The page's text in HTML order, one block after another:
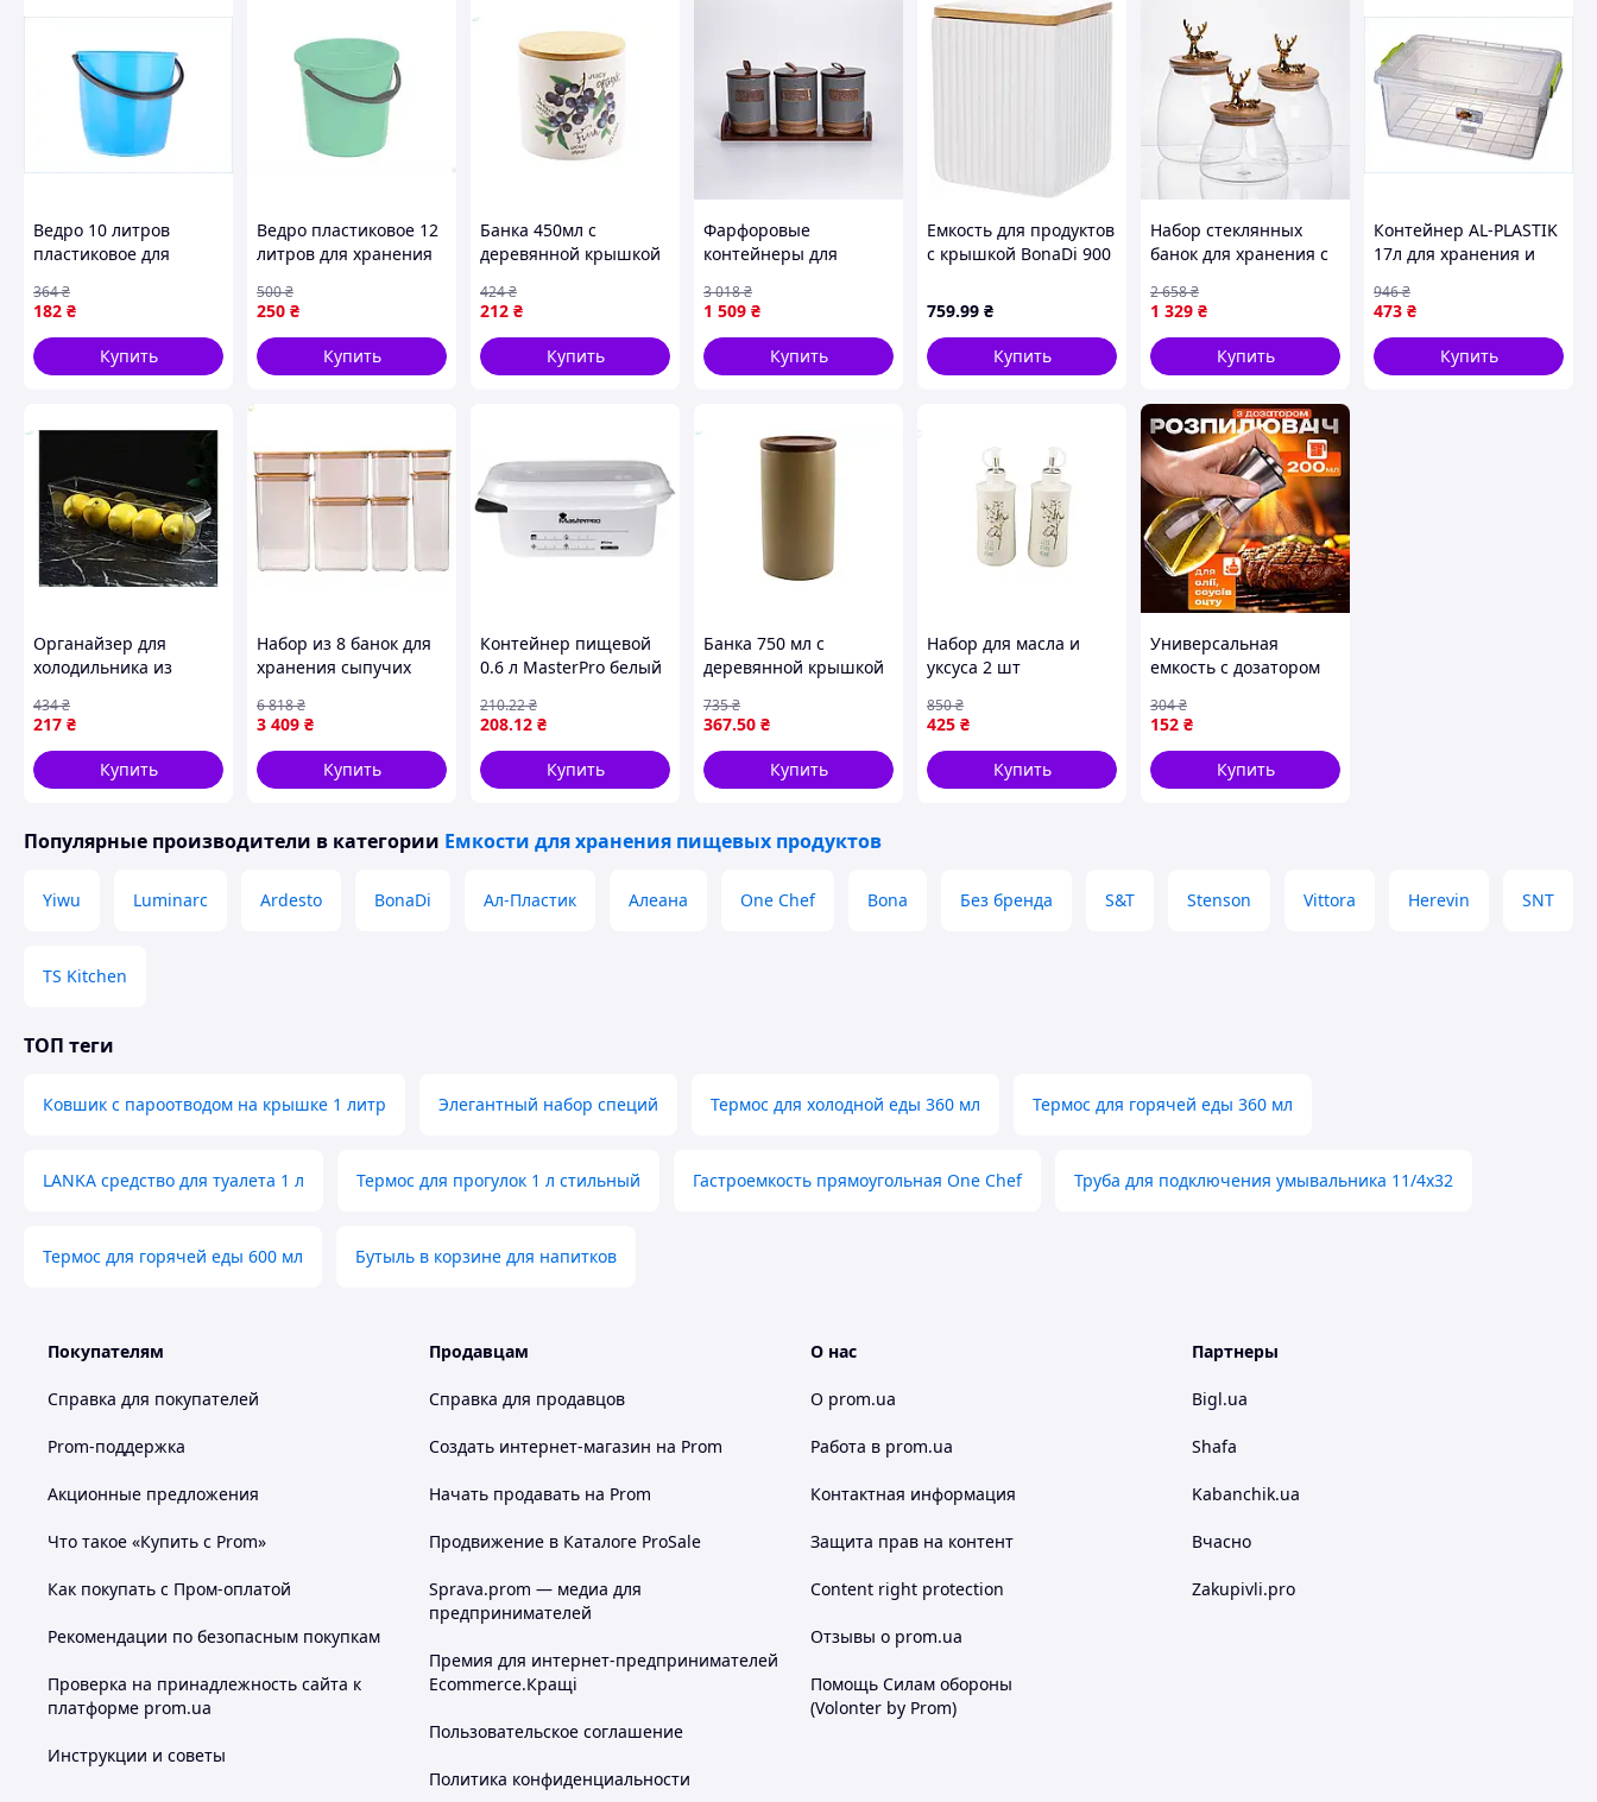
Ведро 10 литров
пластиковое для
транспортировки
продуктов и
жидкостей голубое ТМ
МЕД
182 ₴
364₴
Купить
Ведро пластиковое 12
литров для хранения
цвета ТМ R-PLASTIC
250 ₴
500₴
Купить
Банка 450мл с
деревянной крышкой
и других ягод ТМ
GRAZIE
212 ₴
424₴
Купить
Фарфоровые
контейнеры для
шт по 800 мл с
крышками Серый HP-
26-1G
1 509 ₴
3 018₴
Купить
Емкость для продуктов
с крышкой BonaDi 900
D10-2026
759.99 ₴
Купить
Набор стеклянных
банок для хранения с
крышками 3 шт объем
0.5 0.8 1 л 64486-55
1 329 ₴
2 658₴
Купить
Контейнер AL-PLASTIK
17л для хранения и
крышкой и ручками
для замораживания и
разогрева
473 ₴
946₴
Купить
Органайзер для
холодильника из
прозрачный
ударопрочный
антиподряпинный для
хранения продуктов
217 ₴
434₴
Купить
Набор из 8 банок для
хранения сыпучих
из бамбука HP-1303
3 409 ₴
6 818₴
Купить
Контейнер пищевой
0.6 л MasterPro белый
208.12 ₴
210.22₴
Купить
Банка 750 мл с
деревянной крышкой
продуктов и сыпучих
ингредиентов ТМ
GRAZIE
367.50 ₴
735₴
Купить
Набор для масла и
уксуса 2 шт
объем 280 мл для
кухни и сервировки
стола
425 ₴
850₴
Купить
Универсальная
емкость с дозатором
Big 200 мл, Диспенсер
для масла CG-99
152 ₴
304₴
Купить
Популярные производители в категории Емкости для хранения пищевых продуктов
Yiwu Luminarc Ardesto BonaDi Ал-Пластик Алеана One Chef Bona Без бренда S&T Stenson Vittora Herevin SNT
TS Kitchen
ТОП теги
Ковшик с пароотводом на крышке 1 литр Элегантный набор специй Термос для холодной еды 360 мл Термос для горячей еды 360 мл
LANKA средство для туалета 1 л Термос для прогулок 1 л стильный Гастроемкость прямоугольная One Chef Труба для подключения умывальника 11/4х32
Термос для горячей еды 600 мл Бутыль в корзине для напитков
Покупателям
Справка для покупателей
Prom-поддержка
Акционные предложения
Что такое «Купить с Prom»
Как покупать с Пром-оплатой
Рекомендации по безопасным покупкам
Проверка на принадлежность сайта к
платформе prom.ua
Инструкции и советы
Продавцам
Справка для продавцов
Создать интернет-магазин на Prom
Начать продавать на Prom
Продвижение в Каталоге ProSale
Sprava.prom — медиа для
предпринимателей
Премия для интернет-предпринимателей
Ecommerce.Кращі
Пользовательское соглашение
Политика конфиденциальности
О нас
О prom.ua
Работа в prom.ua
Контактная информация
Защита прав на контент
Content right protection
Отзывы о prom.ua
Помощь Силам обороны
(Volonter by Prom)
Партнеры
Bigl.ua
Shafa
Kabanchik.ua
Вчасно
Zakupivli.pro